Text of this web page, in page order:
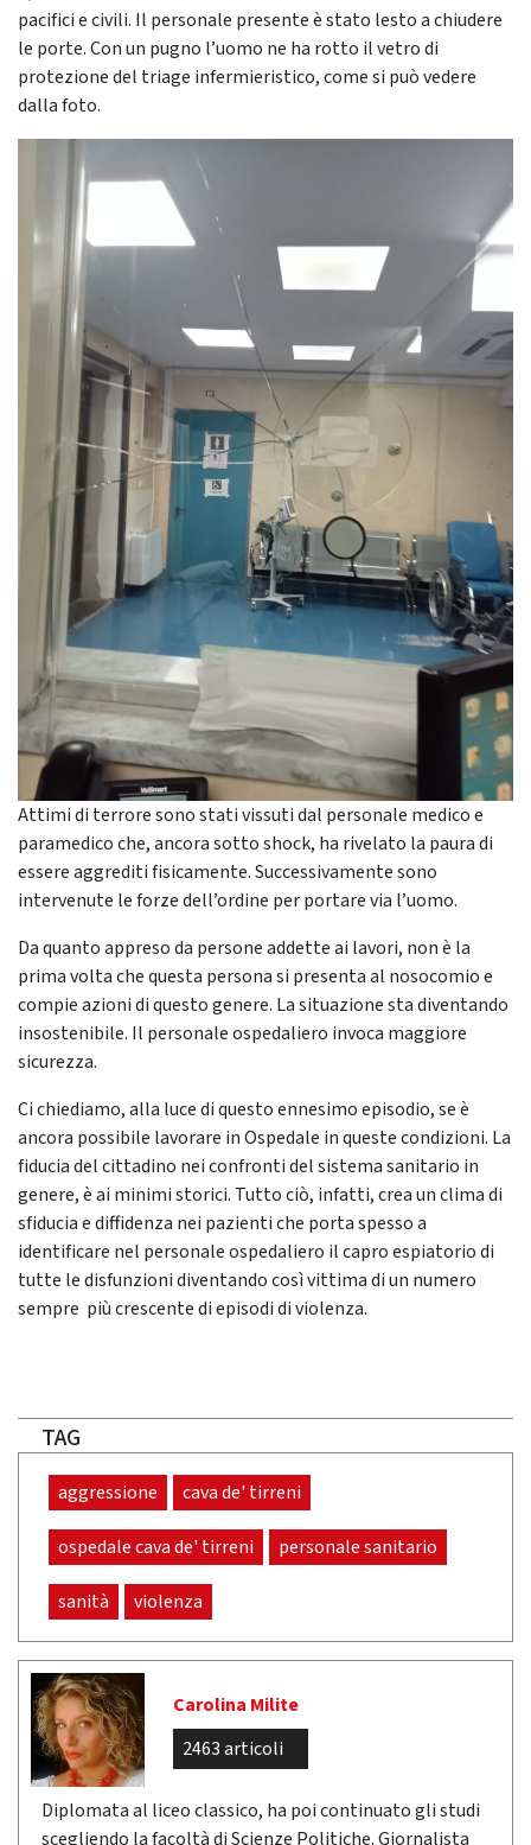
pacifici e civili. Il personale presente è stato lesto a chiudere
le porte.Con un pugno l’uomo ne ha rotto il vetro di
protezione del triage infermieristico, come si può vedere
dalla foto.
Attimi di terrore sono stati vissuti dal personale medico e
paramedico che, ancora sotto shock, ha rivelato la paura di
essere aggrediti fisicamente. Successivamente sono
intervenute le forze dell’ordine per portare via l’uomo.
Da quanto appreso da persone addette ai lavori, non è la
prima volta che questa persona si presenta al nosocomio e
compie azioni di questo genere. La situazione sta diventando
insostenibile. Il personale ospedaliero invoca maggiore
sicurezza.
Ci chiediamo, alla luce di questo ennesimo episodio, se è
ancora possibile lavorare in Ospedale in queste condizioni. La
fiducia del cittadino nei confronti del sistema sanitario in
genere, è ai minimi storici. Tutto ciò, infatti, crea un clima di
sfiducia e diffidenza nei pazienti che porta spesso a
identificare nel personale ospedaliero il capro espiatorio di
tutte le disfunzioni diventando così vittima di un numero
sempre più crescente di episodi di violenza.
TAG
aggressione cava de' tirreni
ospedale cava de' tirreni personale sanitario
sanità violenza
Carolina Milite
2463 articoli
Diplomata al liceo classico, ha poi continuato gli studi
scegliendo la facoltà di Scienze Politiche. Giornalista